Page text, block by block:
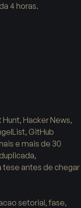
4 horas.
Hacker News,
GitHub
e mais de 30
tese antes de chegar
setorial, fase,